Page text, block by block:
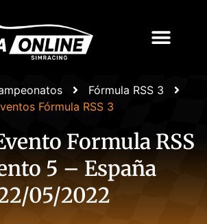
Fórmula RSS 3
Fórmula RSS 3
Formula RSS
5 – España
05/2022